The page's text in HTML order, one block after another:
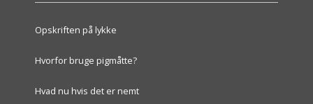
Opskriften på lykke
Hvorfor bruge pigmåtte?
Hvad nu hvis det er nemt